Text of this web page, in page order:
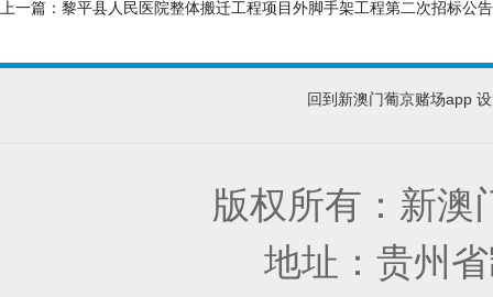
上一篇： 黎平县人民医院整体搬迁工程项目外脚手架工程第二次招标公告
回到新澳门葡京赌场app
版权所有：新
地址：贵州